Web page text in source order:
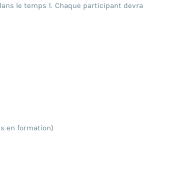
le temps 1. Chaque participant devra
en formation)